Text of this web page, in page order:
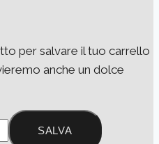
per salvare il tuo carrello
anche un dolce
SALVA